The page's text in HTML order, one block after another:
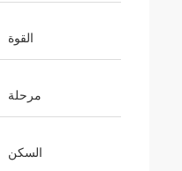
القوة
مرحلة
السكن